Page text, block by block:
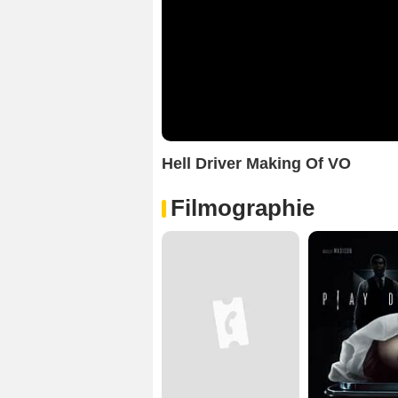
Hell Driver Making Of VO
Filmographie